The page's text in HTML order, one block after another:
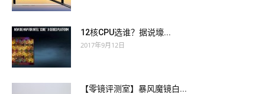
12核CPU选谁？据说壕...
2017年9月12日
【零镜评测室】暴风魔镜白...